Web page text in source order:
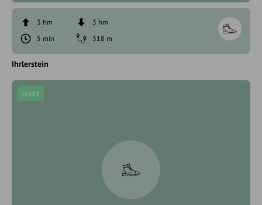
3 hm
3 hm
5 min
318 m
Ihrlerstein
leicht